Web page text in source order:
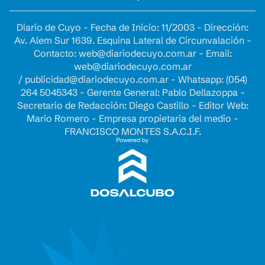
Diario de Cuyo - Fecha de Inicio: 11/2003 - Dirección:
Av. Alem Sur 1639. Esquina Lateral de Circunvalación -
Contacto: web@diariodecuyo.com.ar- Email:
web@diariodecuyo.com.ar
/ publicidad@diariodecuyo.com.ar- Whatsapp: (054)
264 5045343 - Gerente General: Pablo Dellazoppa -
Secretario de Redacción: Diego Castillo - Editor Web:
Mario Romero - Empresa propietaria del medio -
FRANCISCO MONTES S.A.C.I.F.